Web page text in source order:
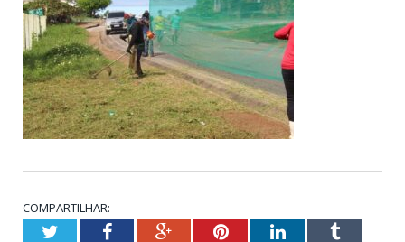
COMPARTILHAR:
TwitterFacebookGoogle+PinterestLinkedInTumblr